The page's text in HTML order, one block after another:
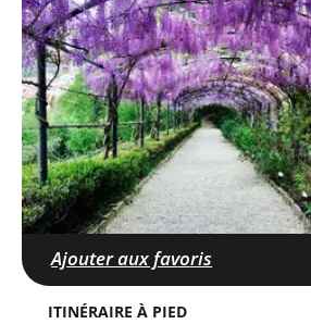
Ajouter aux favoris
ITINÉRAIRE À PIED